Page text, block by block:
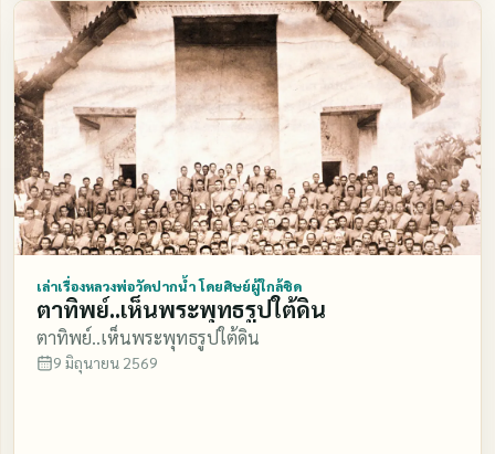
ราชรถเค้าไปเทียบวิมานนั่นแหล่ะ ตัวก็ก้าวออกไป… ก้าวลง
ไปจากรถ ก้าวขึ้นไปเหยียบที่วิมาน… ตัวก็กะเล่อกะล่าเหมือน
ไอ้คนบ้าลำพองนั่นน่ะ มันก็ไม่รู้เรื่องรู้ ราวอะไร เพราะจิต
ของมันยังไม่ขาดจากโลก จิตมันยังเกาะอยู่ ในโลก จิตมันยัง
เกาะผัว เกาะเมีย เกาะพ่อ เกาะแม่ เกาะสมบัติ เกาะลูก เกาะ
หลาน ไปยังงั้นแหล่ะ ทุกคนเหมือนกันหมด จิตมัน เกาะ มัน
นึกถึงบุญบ้าง บาปบ้าง เวลาไปนั่นมันก็จิตเกาะสมบัติ เกาะ
ลูก เกาะสามี ภรรยา ไปตามหน้าที่ของมัน ก็ยังไม่รู้ชัดว่า จะ
เป็นบ้านของใครแน่ มันเป็นวิมานสวยนัก มีหน้ามุข 4 ทิศ
เหมือนกันหมดในโลกบนชาวสวรรค์ มันก็กว้างพออยู่ ถ้าบุญ
มากเค้าก็มีบริวารแห่ห้อมล้อมเค้า…ห้อมล้อมเค้า มีเครื่อง
ดนตรี จับ ดีด สีซอบนสวรรค์ที่วิมานของเค้า ถ้าใครมั่งมีก็มี
สมบัติมาก มีบริวารมาก มีเครื่องประดับประดาวิมานสวยงาม
เล่าเรื่องหลวงพ่อวัดปากน้ำ โดยศิษย์ผู้ใกล้ชิด
ตาทิพย์..เห็นพระพุทธรูปใต้ดิน
ตาทิพย์..เห็นพระพุทธรูปใต้ดิน
9 มิถุนายน 2569